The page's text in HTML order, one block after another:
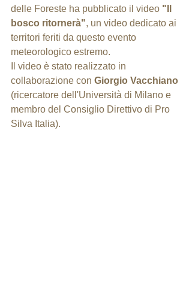
delle Foreste ha pubblicato il video "Il
bosco ritornerà", un video dedicato ai
territori feriti da questo evento
meteorologico estremo.
Il video è stato realizzato in
collaborazione con Giorgio Vacchiano
(ricercatore dell'Università di Milano e
membro del Consiglio Direttivo di Pro
Silva Italia).